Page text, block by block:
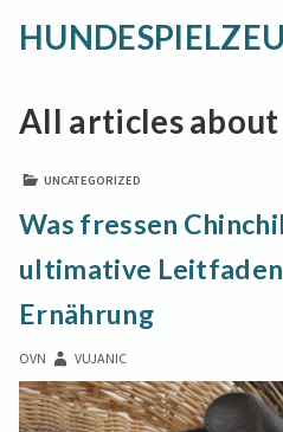
All articles
UNCATEGORIZED
Was fressen
ultimative
Ernährung
OVN VUJANIC